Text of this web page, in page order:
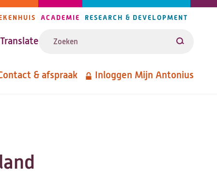
ACADEMIE RESEARCH & DEVELOPMENT
Translate Zoeken
& afspraak Inloggen Mijn Antonius